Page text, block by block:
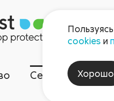
Сервисы
cookies и
Хорошо